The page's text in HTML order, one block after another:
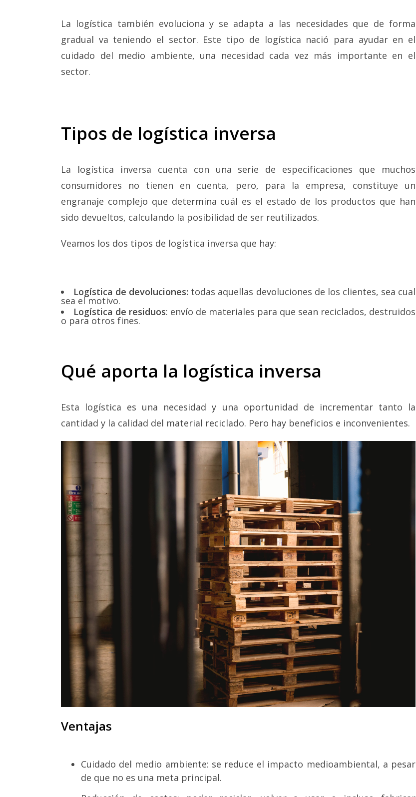
La logística también evoluciona y se adapta a las necesidades que de forma
gradual va teniendo el sector. Este tipo de logística nació para ayudar en el
cuidado del medio ambiente, una necesidad cada vez más importante en el
sector.
Tipos de logística inversa
La logística inversa cuenta con una serie de especificaciones que muchos
consumidores no tienen en cuenta, pero, para la empresa, constituye un
engranaje complejo que determina cuál es el estado de los productos que han
sido devueltos, calculando la posibilidad de ser reutilizados.
Veamos los dos tipos de logística inversa que hay:
Logística de devoluciones: todas aquellas devoluciones de los clientes, sea cual
sea el motivo.
Logística de residuos: envío de materiales para que sean reciclados, destruidos
o para otros fines.
Qué aporta la logística inversa
Esta logística es una necesidad y una oportunidad de incrementar tanto la
cantidad y la calidad del material reciclado. Pero hay beneficios e inconvenientes.
Ventajas
Cuidado del medio ambiente: se reduce el impacto medioambiental, a pesar
de que no es una meta principal.